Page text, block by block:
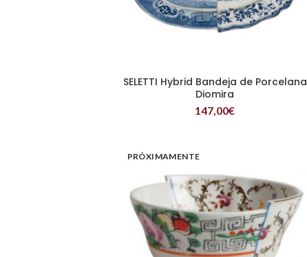
LEER MÁS
SELETTI Hybrid Bandeja de Porcelana
Diomira
147,00€
PRÓXIMAMENTE